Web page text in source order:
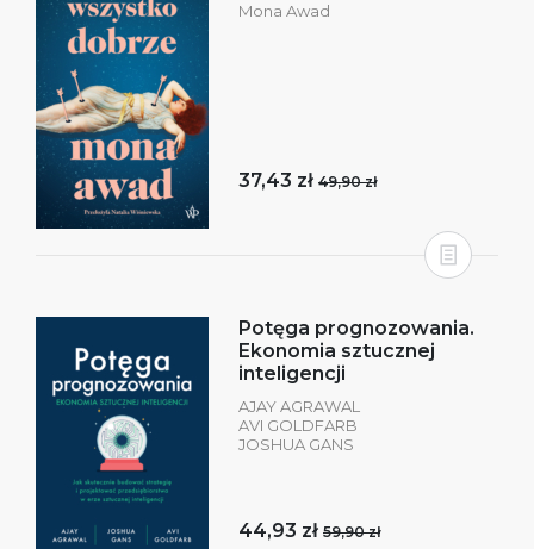
Mona Awad
37,43 zł 49,90 zł
Potęga prognozowania.
Ekonomia sztucznej
inteligencji
AJAY AGRAWAL
AVI GOLDFARB
JOSHUA GANS
44,93 zł 59,90 zł